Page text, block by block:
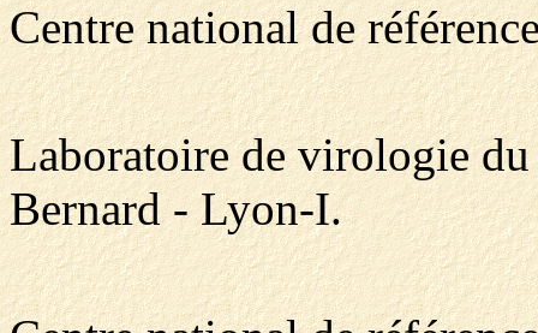
Centre national de
Laboratoire de virologie
Bernard - Lyon-I.